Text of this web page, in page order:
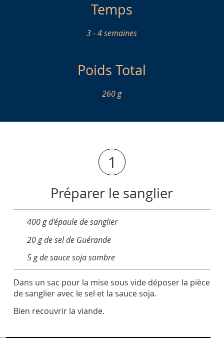
Temps
3 - 4 semaines
Poids Total
260 g
1
Préparer le sanglier
400 g d'épaule de sanglier
20 g de sel de Guérande
5 g de sauce soja sombre
Dans un sac pour la mise sous vide déposer la pièce
de sanglier avec le sel et la sauce soja.
Bien recouvrir la viande.